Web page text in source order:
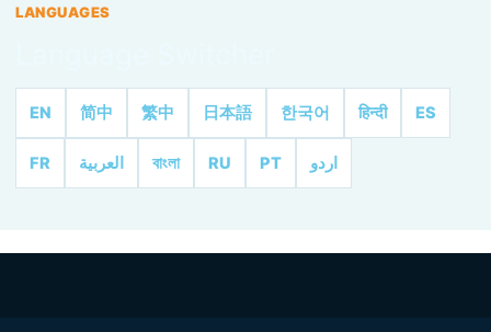
LANGUAGES
EN 简中 繁中 日本語 한국어 हिन्दी ES
FR العربية বাংলা RU PT اردو